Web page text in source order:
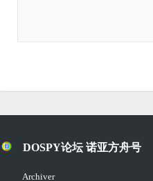
DOSPY论坛 诺亚方舟号
Archiver